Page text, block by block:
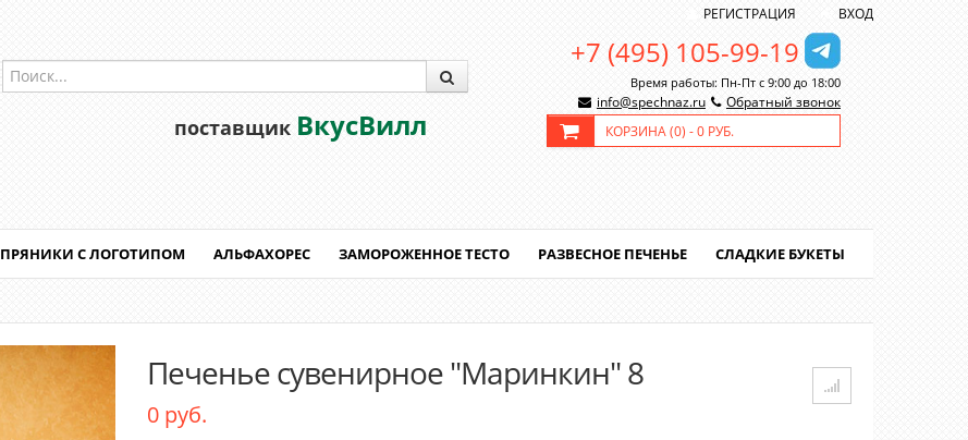
РЕГИСТРАЦИЯ ВХОД
поставщик ВкусВилл
+7 (495) 105-99-19
Время работы: Пн-Пт с 9:00 до 18:00
info@spechnaz.ru
Обратный звонок
КОРЗИНА (0) -0 РУБ.
ПРЯНИКИ С ЛОГОТИПОМ АЛЬФАХОРЕС ЗАМОРОЖЕННОЕ ТЕСТО РАЗВЕСНОЕ ПЕЧЕНЬЕ СЛАДКИЕ БУКЕТЫ
Печенье сувенирное "Маринкин" 8
0 руб.